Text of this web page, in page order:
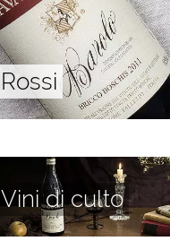
Rossi
Vini di culto